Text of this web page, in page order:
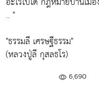
.. "
"ธรรมลี เศรษฐีธรรม"
(หลวงปู่ลี กุสลธโร)
6,690